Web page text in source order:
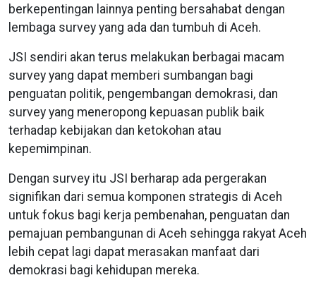
berkepentingan lainnya penting bersahabat dengan
lembaga survey yang ada dan tumbuh di Aceh.
JSI sendiri akan terus melakukan berbagai macam
survey yang dapat memberi sumbangan bagi
penguatan politik, pengembangan demokrasi, dan
survey yang meneropong kepuasan publik baik
terhadap kebijakan dan ketokohan atau
kepemimpinan.
Dengan survey itu JSI berharap ada pergerakan
signifikan dari semua komponen strategis di Aceh
untuk fokus bagi kerja pembenahan, penguatan dan
pemajuan pembangunan di Aceh sehingga rakyat Aceh
lebih cepat lagi dapat merasakan manfaat dari
demokrasi bagi kehidupan mereka.